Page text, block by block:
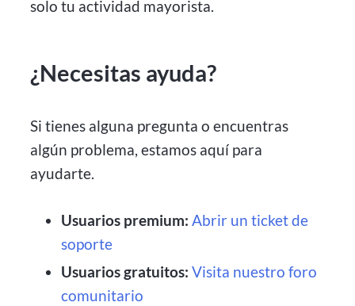
solo tu actividad mayorista.
¿Necesitas ayuda?
Si tienes alguna pregunta o encuentras
algún problema, estamos aquí para
ayudarte.
Usuarios premium: Abrir un ticket de
soporte
Usuarios gratuitos: Visita nuestro foro
comunitario